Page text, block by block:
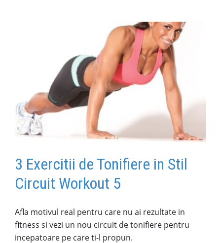
3 Exercitii de Tonifiere in Stil
Circuit Workout 5
Afla motivul real pentru care nu ai rezultate in
fitness si vezi un nou circuit de tonifiere pentru
incepatoare pe care ti-l propun.